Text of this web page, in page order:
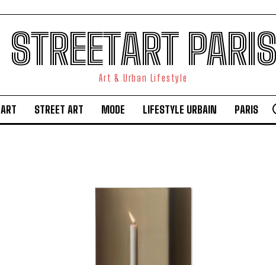
STREETART PARIS
Art & Urban Lifestyle
ART STREET ART MODE LIFESTYLE URBAIN PARIS